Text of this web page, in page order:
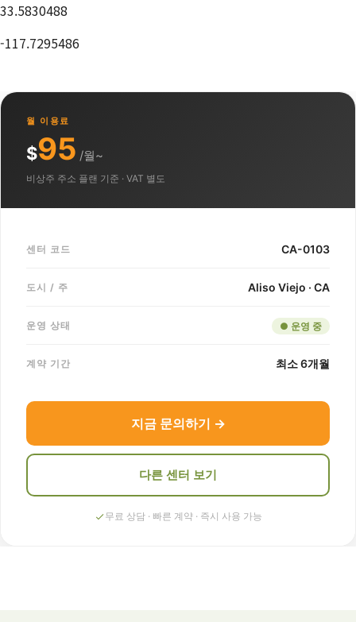
33.5830488
-117.7295486
월 이용료
$95 /월~
비상주 주소 플랜 기준 · VAT 별도
센터 코드 CA-0103
도시 / 주 Aliso Viejo · CA
운영 상태 ● 운영 중
계약 기간 최소 6개월
지금 문의하기 →
다른 센터 보기
무료 상담 · 빠른 계약 · 즉시 사용 가능